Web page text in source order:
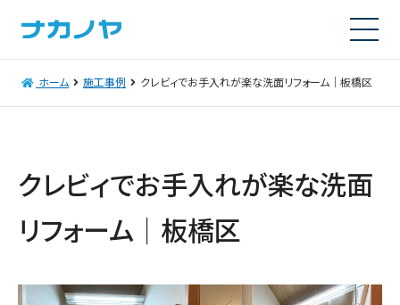
ホーム 施工事例 クレビィでお手入れが楽な洗面リフォーム｜板橋区
クレビィでお手入れが楽な洗面
リフォーム｜板橋区